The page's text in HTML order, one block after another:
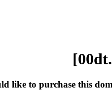
like to purchase this